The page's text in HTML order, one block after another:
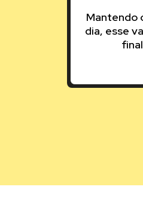
Mantendo
dia, esse